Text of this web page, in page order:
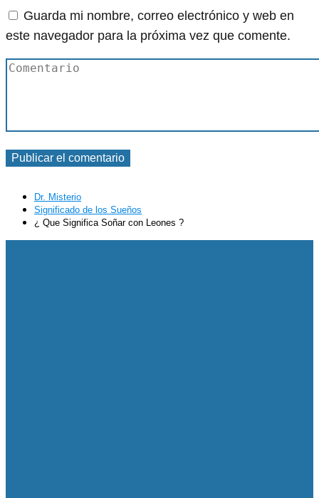
Guarda mi nombre, correo electrónico y web en
este navegador para la próxima vez que comente.
Dr. Misterio
Significado de los Sueños
¿ Que Significa Soñar con Leones ?